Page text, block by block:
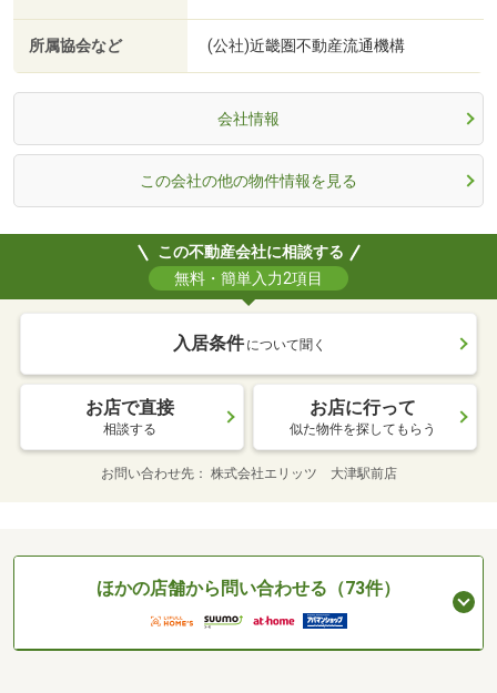
所属協会など (公社)近畿圏不動産流通機構
会社情報
この会社の他の物件情報を見る
この不動産会社に相談する
無料・簡単入力2項目
入居条件 について聞く
お店で直接
相談する
お店に行って
似た物件を探してもらう
お問い合わせ先 株式会社エリッツ 大津駅前店
ほかの店舗から問い合わせる（73件）